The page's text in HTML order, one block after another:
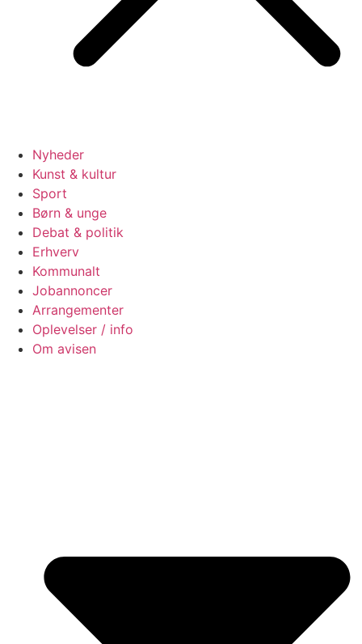
Nyheder
Kunst & kultur
Sport
Børn & unge
Debat & politik
Erhverv
Kommunalt
Jobannoncer
Arrangementer
Oplevelser / info
Om avisen